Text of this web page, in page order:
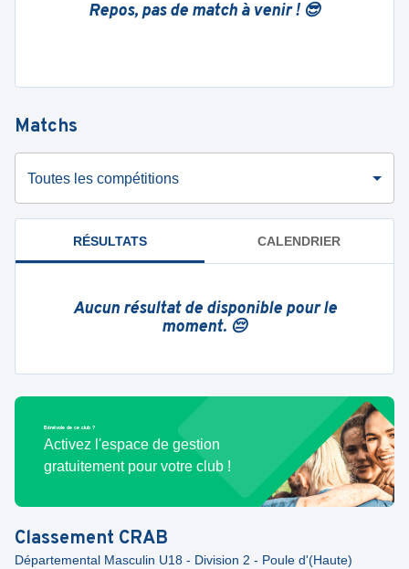
Repos, pas de match à venir ! 😎
Matchs
Toutes les compétitions
RÉSULTATS CALENDRIER
Aucun résultat de disponible pour le
moment. 😔
Bénévole de ce club ?
Activez l'espace de gestion
gratuitement pour votre club !
Classement CRAB
Départemental Masculin U18 - Division 2 - Poule d'(Haute)